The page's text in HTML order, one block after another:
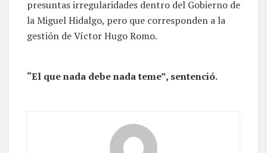
presuntas irregularidades dentro del Gobierno de
la Miguel Hidalgo, pero que corresponden a la
gestión de Víctor Hugo Romo.
“El que nada debe nada teme”, sentenció.